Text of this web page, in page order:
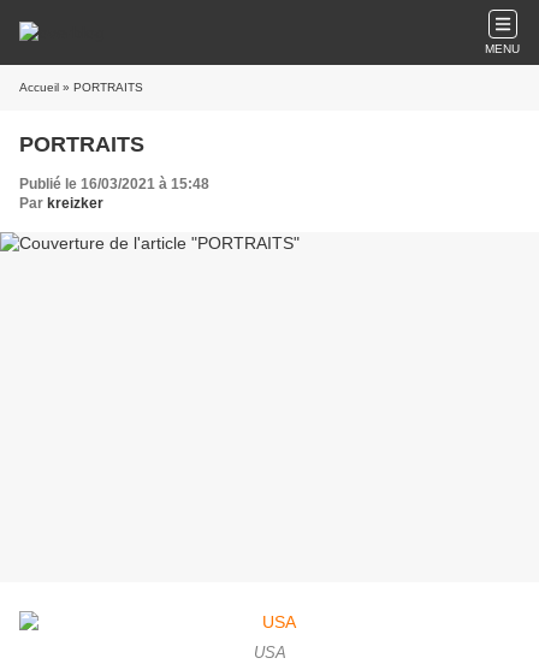
MENU
Accueil » PORTRAITS
PORTRAITS
Publié le 16/03/2021 à 15:48
Par kreizker
USA